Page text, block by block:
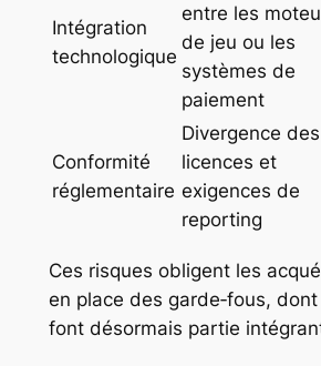
Intégration
technologique
entre les
de jeu ou les
systèmes de
paiement
Conformité
réglementaire
Divergence des
licences et
exigences de
reporting
Ces risques obligent les
en place des garde‑fous,
font désormais partie